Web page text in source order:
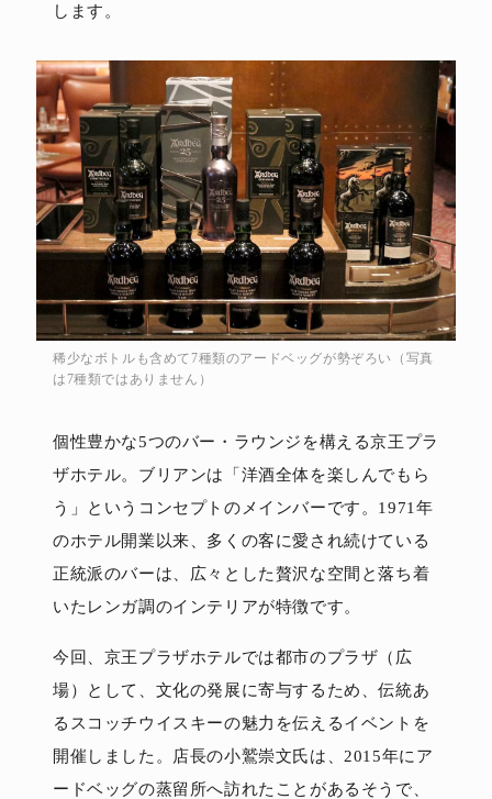
します。
稀少なボトルも含めて7種類のアードベッグが勢ぞろい（写真
は7種類ではありません）
個性豊かな5つのバー・ラウンジを構える京王プラ
ザホテル。ブリアンは「洋酒全体を楽しんでもら
う」というコンセプトのメインバーです。1971年
のホテル開業以来、多くの客に愛され続けている
正統派のバーは、広々とした贅沢な空間と落ち着
いたレンガ調のインテリアが特徴です。
今回、京王プラザホテルでは都市のプラザ（広
場）として、文化の発展に寄与するため、伝統あ
るスコッチウイスキーの魅力を伝えるイベントを
開催しました。店長の小鷲崇文氏は、2015年にア
ードベッグの蒸留所へ訪れたことがあるそうで、